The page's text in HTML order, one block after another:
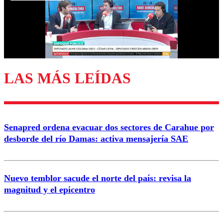
Enviar comentario
LAS MÁS LEÍDAS
Senapred ordena evacuar dos sectores de Carahue por
desborde del río Damas: activa mensajería SAE
Nuevo temblor sacude el norte del país: revisa la
magnitud y el epicentro